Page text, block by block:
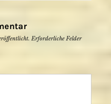
Erforderliche Felder